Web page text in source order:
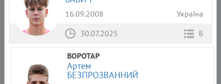
16.09.2008
Україна
30.07.2025
Б
ВОРОТАР
Артем
БЕЗПРОЗВАННИЙ